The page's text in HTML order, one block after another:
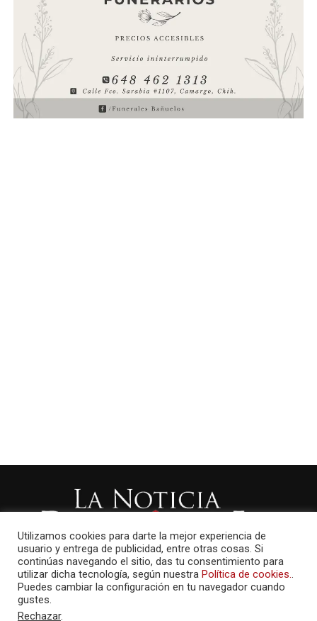
Utilizamos cookies para darte la mejor experiencia de
usuario y entrega de publicidad, entre otras cosas. Si
continúas navegando el sitio, das tu consentimiento para
utilizar dicha tecnología, según nuestra Política de cookies..
Puedes cambiar la configuración en tu navegador cuando
gustes.
Rechazar.